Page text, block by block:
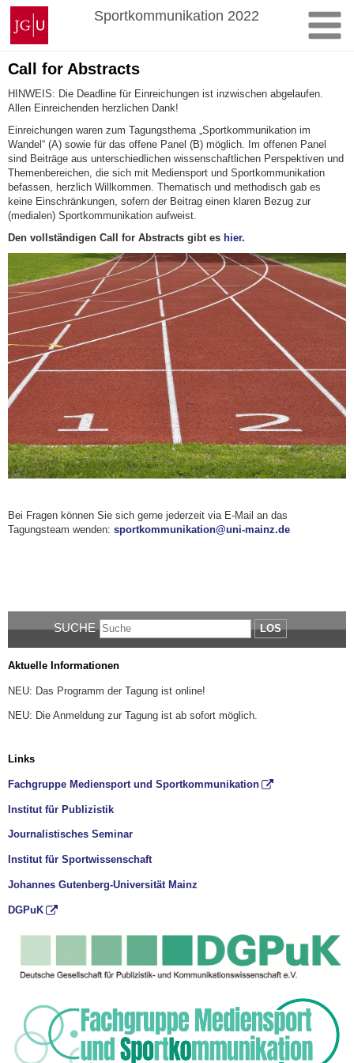
Zum
Inhalt
springen
Johannes
Gutenberg-
Universität
Mainz
Sportkommunikation 2022
Call for Abstracts
HINWEIS: Die Deadline für Einreichungen ist inzwischen abgelaufen.
Allen Einreichenden herzlichen Dank!
Einreichungen waren zum Tagungsthema „Sportkommunikation im
Wandel“ (A) sowie für das offene Panel (B) möglich. Im offenen Panel
sind Beiträge aus unterschiedlichen wissenschaftlichen Perspektiven und
Themenbereichen, die sich mit Mediensport und Sportkommunikation
befassen, herzlich Willkommen. Thematisch und methodisch gab es
keine Einschränkungen, sofern der Beitrag einen klaren Bezug zur
(medialen) Sportkommunikation aufweist.
Den vollständigen Call for Abstracts gibt es hier.
Bei Fragen können Sie sich gerne jederzeit via E-Mail an das
Tagungsteam wenden: sportkommunikation@uni-mainz.de
SUCHE LOS
Aktuelle Informationen
NEU: Das Programm der Tagung ist online!
NEU: Die Anmeldung zur Tagung ist ab sofort möglich.
Links
Fachgruppe Mediensport und Sportkommunikation
Institut für Publizistik
Journalistisches Seminar
Institut für Sportwissenschaft
Johannes Gutenberg-Universität Mainz
DGPuK